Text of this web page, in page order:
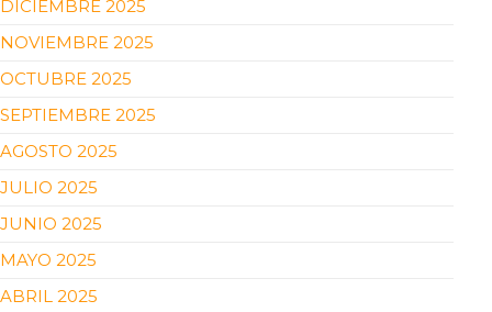
DICIEMBRE 2025
NOVIEMBRE 2025
OCTUBRE 2025
SEPTIEMBRE 2025
AGOSTO 2025
JULIO 2025
JUNIO 2025
MAYO 2025
ABRIL 2025